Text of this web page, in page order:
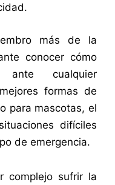
más de la
conocer cómo
cualquier
formas de
para mascotas, el
difíciles
de emergencia.
complejo sufrir la